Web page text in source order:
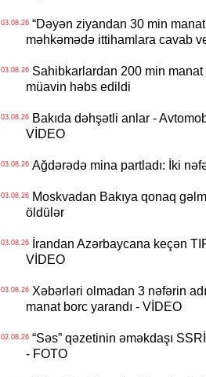
03.08.26“Dəyən ziyandan 30 min
məhkəmədə ittihamlara cavab
03.08.26Sahibkarlardan 200 min manat
müavin həbs edildi
03.08.26Bakıda dəhşətli anlar -
VİDEO
03.08.26Ağdərədə mina partladı: İki
03.08.26Moskvadan Bakıya qonaq
öldülər
03.08.26İrandan Azərbaycana keçən
VİDEO
03.08.26Xəbərləri olmadan 3 nəfərin
manat borc yarandı - VİDEO
02.08.26“Səs” qəzetinin əməkdaşı
- FOTO